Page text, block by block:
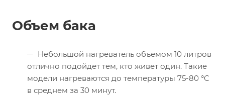
Объем бака
Небольшой нагреватель объемом 10 литров
отлично подойдет тем, кто живет один. Такие
модели нагреваются до температуры 75-80 °C
в среднем за 30 минут.